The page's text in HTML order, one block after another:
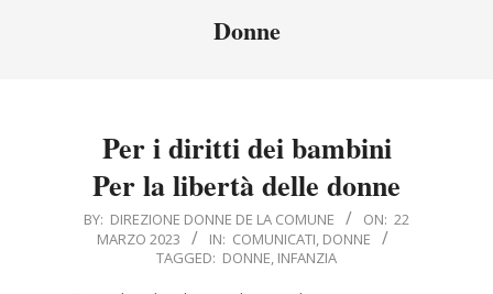
Donne
Per i diritti dei bambini
Per la libertà delle donne
2023-
BY: DIREZIONE DONNE DE LA COMUNE ON: 22
MARZO 2023
IN: COMUNICATI, DONNE
TAGGED: DONNE, INFANZIA